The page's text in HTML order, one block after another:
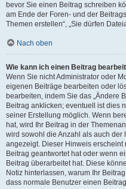
bevor Sie einen Beitrag schreiben
am Ende der Foren- und der
Themen erstellen“, „Sie dürfen
Nach oben
Wie kann ich einen Beitrag
Wenn Sie nicht Administrator oder
eigenen Beiträge bearbeiten oder
bearbeiten, indem Sie das „Ändere
Beitrag anklicken; eventuell ist dies
seiner Erstellung möglich. Wenn
hat, wird Ihr Beitrag in der
wird sowohl die Anzahl als auch der
angezeigt. Dieser Hinweis
Beitrag geantwortet hat oder wenn
Beitrag überarbeitet hat. Diese
Notiz hinterlassen, warum Ihr
dass normale Benutzer einen